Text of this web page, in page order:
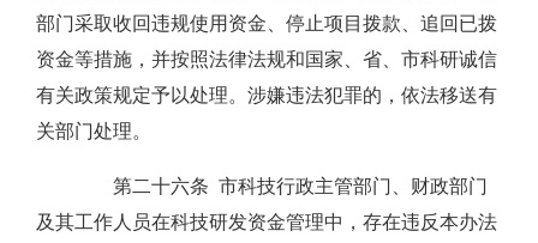
部门采取收回违规使用资金、停止项目拨款、追回已拨
资金等措施，并按照法律法规和国家、省、市科研诚信
有关政策规定予以处理。涉嫌违法犯罪的，依法移送有
关部门处理。
第二十六条 市科技行政主管部门、财政部门
及其工作人员在科技研发资金管理中，存在违反本办法